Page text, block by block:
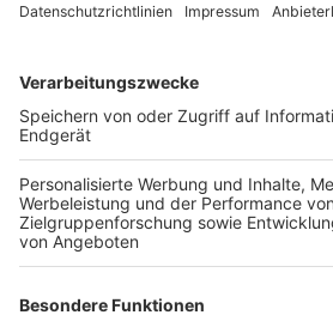
TOP-VEREINE
TOP-PARTNER